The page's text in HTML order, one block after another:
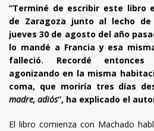
“Terminé de escribir este libro
de Zaragoza junto al lecho
jueves 30 de agosto del año
lo mandé a Francia y esa
falleció. Recordé
agonizando en la misma
coma, que moriría tres días
madre, adiós”, ha explicado el
El libro comienza con Machado